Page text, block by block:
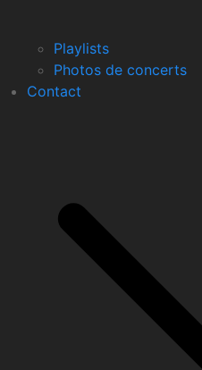
Playlists
Photos de concerts
Contact